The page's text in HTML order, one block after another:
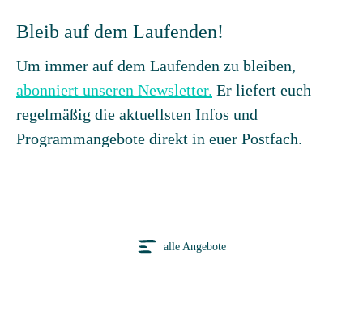
Bleib auf dem Laufenden!
Um immer auf dem Laufenden zu bleiben,
abonniert unseren Newsletter. Er liefert euch
regelmäßig die aktuellsten Infos und
Programmangebote direkt in euer Postfach.
alle Angebote